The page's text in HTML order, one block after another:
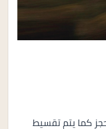
: 10% مقدم حجز كما يتم تقسيط